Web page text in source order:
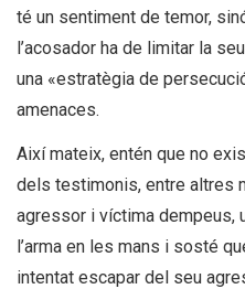
té un sentiment de temor,
l’acosador ha de limitar la
una «estratègia de
amenaces.
Així mateix, entén que no
dels testimonis, entre altres
agressor i víctima dempeus,
l’arma en les mans i sosté
intentat escapar del seu